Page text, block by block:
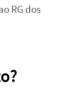
RG dos